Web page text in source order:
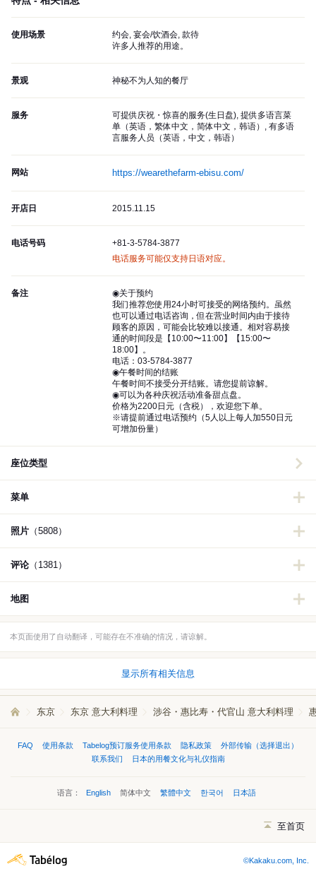
使用场景
约会, 宴会/饮酒会, 款待
许多人推荐的用途。
景观 神秘不为人知的餐厅
服务
可提供庆祝・惊喜的服务(生日盘), 提供多语言菜
单（英语，繁体中文，简体中文，韩语）, 有多语
言服务人员（英语，中文，韩语）
网站 https://wearethefarm-ebisu.com/
开店日 2015.11.15
电话号码
+81-3-5784-3877
电话服务可能仅支持日语对应。
备注
◉关于预约
我们推荐您使用24小时可接受的网络预约。虽然
也可以通过电话咨询，但在营业时间内由于接待
顾客的原因，可能会比较难以接通。相对容易接
通的时间段是【10:00〜11:00】【15:00〜
18:00】。
电话：03-5784-3877
◉午餐时间的结账
午餐时间不接受分开结账。请您提前谅解。
◉可以为各种庆祝活动准备甜点盘。
价格为2200日元（含税），欢迎您下单。
※请提前通过电话预约（5人以上每人加550日元
可增加份量）
座位类型
菜单
照片 （5808）
评论（1381）
地图
本页面使用了自动翻译，可能存在不准确的情况，请谅解。
显示所有相关信息
东京 东京 意大利料理 涉谷・惠比寿・代官山 意大利料理
FAQ 使用条款 Tabelog预订服务使用条款 隐私政策
外部传输（选择退出）
联系我们
日本的用餐文化与礼仪指南
语言： English 简体中文 繁體中文 한국어 日本語
至首页
©Kakaku.com, Inc.